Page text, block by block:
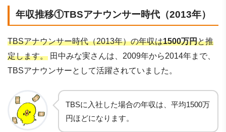
年収推移①TBSアナウンサー時代（2013年）
TBSアナウンサー時代（2013年）の年収は1500万円と推
定します。 田中みな実さんは、2009年から2014年まで、
TBSアナウンサーとして活躍されていました。
TBSに入社した場合の年収は、平均1500万
円ほどになります。